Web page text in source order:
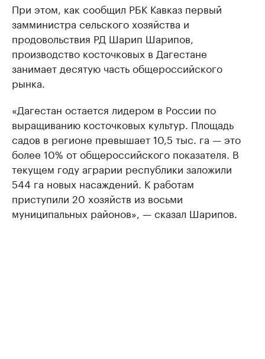
При этом, как сообщил РБК Кавказ первый
замминистра сельского хозяйства и
продовольствия РД Шарип Шарипов,
производство косточковых в Дагестане
занимает десятую часть общероссийского
рынка.
«Дагестан остается лидером в России по
выращиванию косточковых культур. Площадь
садов в регионе превышает 10,5 тыс. га — это
более 10% от общероссийского показателя. В
текущем году аграрии республики заложили
544 га новых насаждений. К работам
приступили 20 хозяйств из восьми
муниципальных районов», — сказал Шарипов.